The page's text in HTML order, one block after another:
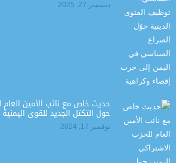
ديسمبر 27, 2025
حديث خاص مع نائب الأمين العام
حول التكتل الجديد للقوى اليمنية
نوفمبر 17, 2024